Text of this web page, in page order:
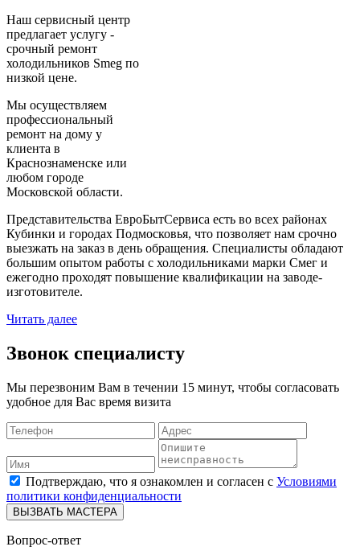
Наш сервисный центр
предлагает услугу -
срочный ремонт
холодильников Smeg по
низкой цене.
Мы осуществляем
профессиональный
ремонт на дому у
клиента в
Краснознаменске или
любом городе
Московской области.
Представительства ЕвроБытСервиса есть во всех районах
Кубинки и городах Подмосковья, что позволяет нам срочно
выезжать на заказ в день обращения. Специалисты обладают
большим опытом работы с холодильниками марки Смег и
ежегодно проходят повышение квалификации на заводе-
изготовителе.
Читать далее
Звонок специалисту
Мы перезвоним Вам в течении 15 минут, чтобы согласовать
удобное для Вас время визита
Подтверждаю, что я ознакомлен и согласен с Условиями
политики конфиденциальности
ВЫЗВАТЬ МАСТЕРА
Вопрос-ответ